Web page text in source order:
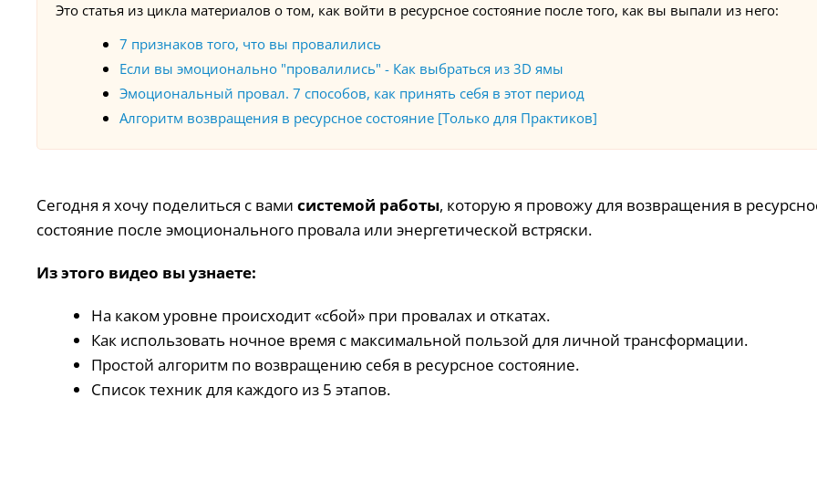
Это статья из цикла материалов о том, как войти в ресурсное состояние после того, как вы выпали из него:
7 признаков того, что вы провалились
Если вы эмоционально "провалились" - Как выбраться из 3D ямы
Эмоциональный провал. 7 способов, как принять себя в этот период
Алгоритм возвращения в ресурсное состояние [Только для Практиков]
Сегодня я хочу поделиться с вами системой работы, которую я провожу для возвращения в
состояние после эмоционального провала или энергетической встряски.
Из этого видео вы узнаете:
На каком уровне происходит «сбой» при провалах и откатах.
Как использовать ночное время с максимальной пользой для личной трансформации.
Простой алгоритм по возвращению себя в ресурсное состояние.
Список техник для каждого из 5 этапов.